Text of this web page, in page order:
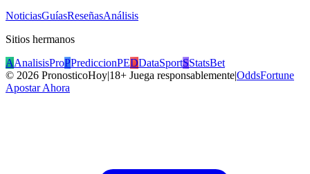
NoticiasGuíasReseñasAnálisis
Sitios hermanos
AAnalisisProPPrediccionPEDDataSportSStatsBet
© 2026 PronosticoHoy|18+ Juega responsablemente|OddsFortune
Apostar Ahora